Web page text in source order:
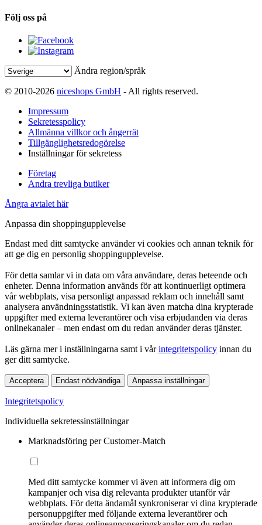
Följ oss på
Ändra region/språk
© 2010-2026 niceshops GmbH - All rights reserved.
Impressum
Sekretesspolicy
Allmänna villkor och ångerrät
Tillgänglighetsredogörelse
Inställningar för sekretess
Företag
Andra trevliga butiker
Ångra avtalet här
Anpassa din shoppingupplevelse
Endast med ditt samtycke använder vi cookies och annan teknik för
att ge dig en personlig shoppingupplevelse.
För detta samlar vi in data om våra användare, deras beteende och
enheter. Denna information används för att kontinuerligt optimera
vår webbplats, visa personligt anpassad reklam och innehåll samt
analysera användningsstatistik. Vi kan även matcha dina krypterade
uppgifter med externa leverantörer och visa erbjudanden via deras
onlinekanaler – men endast om du redan använder deras tjänster.
Läs gärna mer i inställningarna samt i vårintegritetspolicy innan du
ger ditt samtycke.
Acceptera Endast nödvändiga Anpassa inställningar
Integritetspolicy
Individuella sekretessinställningar
Marknadsföring per Customer-Match
Med ditt samtycke kommer vi även att informera dig om
kampanjer och visa dig relevanta produkter utanför vår
webbplats. För detta ändamål synkroniserar vi dina krypterade
personuppgifter med följande externa leverantörer och